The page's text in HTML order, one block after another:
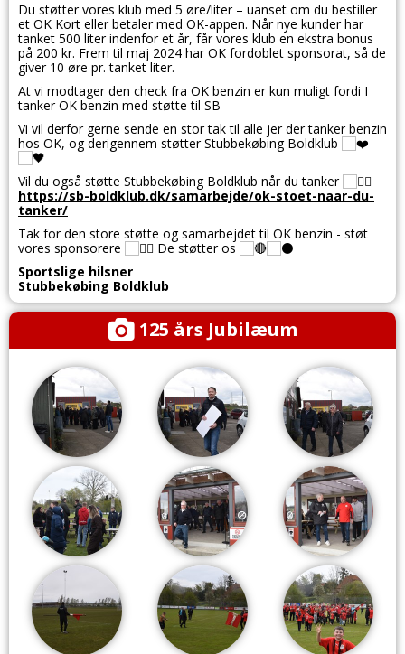
Du støtter vores klub med 5 øre/liter – uanset om du bestiller
et OK Kort eller betaler med OK-appen. Når nye kunder har
tanket 500 liter indenfor et år, får vores klub en ekstra bonus
på 200 kr. Frem til maj 2024 har OK fordoblet sponsorat, så de
giver 10 øre pr. tanket liter.
At vi modtager den check fra OK benzin er kun muligt fordi I
tanker OK benzin med støtte til SB
Vi vil derfor gerne sende en stor tak til alle jer der tanker benzin
hos OK, og derigennem støtter Stubbekøbing Boldklub
Vil du også støtte Stubbekøbing Boldklub når du tanker
https://sb-boldklub.dk/samarbejde/ok-stoet-naar-du-
tanker/
Tak for den store støtte og samarbejdet til OK benzin - støt
vores sponsorere
De støtter os
Sportslige hilsner
Stubbekøbing Boldklub
125 års Jubilæum